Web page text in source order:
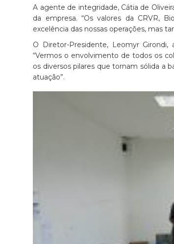
A agente de integridade, Cátia de
da empresa. “Os valores da CRVR,
excelência das nossas operações, mas
O Diretor-Presidente, Leomyr
“Vermos o envolvimento de todos os
os diversos pilares que tornam sólida a
atuação”.